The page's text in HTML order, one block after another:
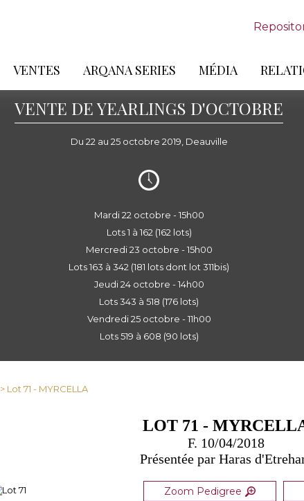
VENTES ARQANA SERIES MÉDIA
VENTE DE YEARLINGS D'OCTOBRE
Du 22 au 25 octobre 2019, Deauville
Mardi 22 octobre - 15h00
Lots 1 à 162 (162 lots)
Mercredi 23 octobre - 15h00
Lots 163 à 342 (181 lots dont lot 311bis)
Jeudi 24 octobre - 14h00
Lots 343 à 518 (176 lots)
Vendredi 25 octobre - 11h00
Lots 519 à 608 (90 lots)
> Lot 71 - MYRCELLA
LOT 71 -
F. 10/04/2018
Présentée par Haras
Zoom Pedigree